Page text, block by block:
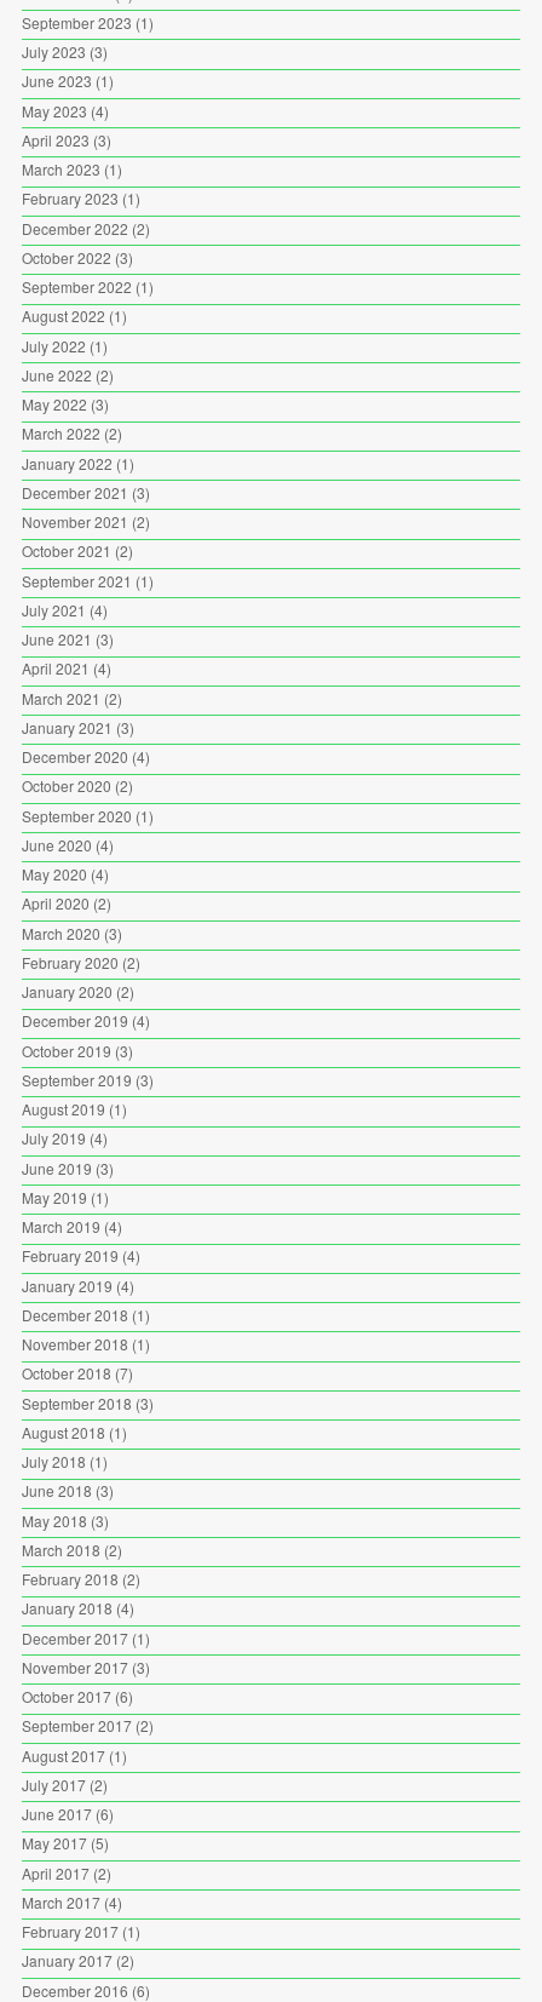
September 2023 (1)
July 2023 (3)
June 2023 (1)
May 2023 (4)
April 2023 (3)
March 2023 (1)
February 2023 (1)
December 2022 (2)
October 2022 (3)
September 2022 (1)
August 2022 (1)
July 2022 (1)
June 2022 (2)
May 2022 (3)
March 2022 (2)
January 2022 (1)
December 2021 (3)
November 2021 (2)
October 2021 (2)
September 2021 (1)
July 2021 (4)
June 2021 (3)
April 2021 (4)
March 2021 (2)
January 2021 (3)
December 2020 (4)
October 2020 (2)
September 2020 (1)
June 2020 (4)
May 2020 (4)
April 2020 (2)
March 2020 (3)
February 2020 (2)
January 2020 (2)
December 2019 (4)
October 2019 (3)
September 2019 (3)
August 2019 (1)
July 2019 (4)
June 2019 (3)
May 2019 (1)
March 2019 (4)
February 2019 (4)
January 2019 (4)
December 2018 (1)
November 2018 (1)
October 2018 (7)
September 2018 (3)
August 2018 (1)
July 2018 (1)
June 2018 (3)
May 2018 (3)
March 2018 (2)
February 2018 (2)
January 2018 (4)
December 2017(1)
November 2017(3)
October 2017(6)
September 2017(2)
August 2017(1)
July 2017(2)
June 2017(6)
May 2017(5)
April 2017(2)
March 2017(4)
February 2017(1)
January 2017(2)
December 2016 (6)